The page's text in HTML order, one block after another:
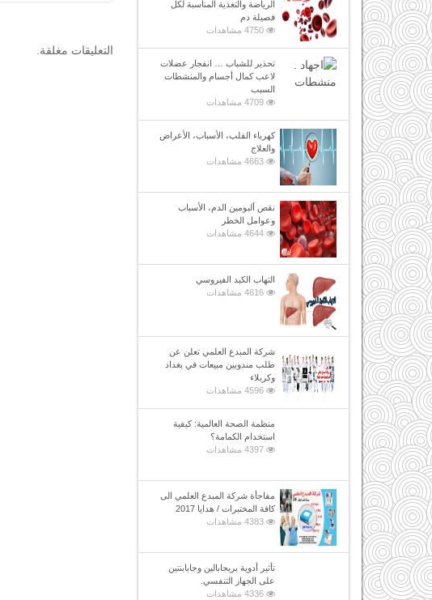
التعليقات مغلقة.
الرياضة والتغذية المناسبة لكل
فصيلة دم
4750 مشاهدات
تحذير للشباب … انفجار عضلات
لاعب كمال أجسام والمنشطات
السبب
4709 مشاهدات
كهرباء القلب، الأسباب، الأعراض
والعلاج
4663 مشاهدات
نقص ألبومين الدم، الأسباب
وعوامل الخطر
4644 مشاهدات
التهاب الكبد الفيروسي
4616 مشاهدات
شركة المبدع العلمي تعلن عن
طلب مندوبين مبيعات في بغداد
وكربلاء
4596 مشاهدات
منظمة الصحة العالمية: كيفية
استخدام الكمامة؟
4397 مشاهدات
مفاجأة شركة المبدع العلمي الى
كافة المختبرات / هدايا 2017
4383 مشاهدات
تأثير أدوية بريجابالين وجابابنتين
على الجهاز التنفسي.
4336 مشاهدات